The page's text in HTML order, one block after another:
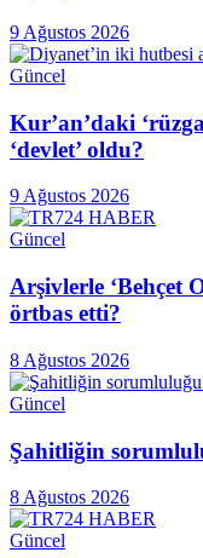
9 Ağustos 2026
Güncel
Kur’an’daki
‘devlet’ oldu?
9 Ağustos 2026
Güncel
Arşivlerle ‘Behçet
örtbas etti?
8 Ağustos 2026
Güncel
Şahitliğin
8 Ağustos 2026
Güncel